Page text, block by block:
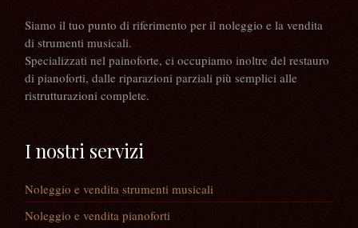
Siamo il tuo punto di riferimento per il noleggio e la vendita
di strumenti musicali.
Specializzati nel painoforte, ci occupiamo inoltre del restauro
di pianoforti, dalle riparazioni parziali più semplici alle
ristrutturazioni complete.
I nostri servizi
Noleggio e vendita strumenti musicali
Noleggio e vendita pianoforti